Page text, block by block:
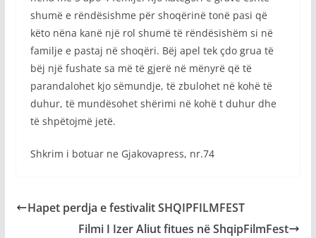
shumë e rëndësishme për shoqërinë tonë pasi që
këto nëna kanë një rol shumë të rëndësishëm si në
familje e pastaj në shoqëri. Bëj apel tek çdo grua të
bëj një fushate sa më të gjerë në mënyrë që të
parandalohet kjo sëmundje, të zbulohet në kohë të
duhur, të mundësohet shërimi në kohë t duhur dhe
të shpëtojmë jetë.
Shkrim i botuar ne Gjakovapress, nr.74
Hapet perdja e festivalit SHQIPFILMFEST
Filmi I Izer Aliut fitues në ShqipFilmFest